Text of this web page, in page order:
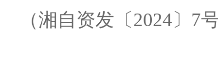
（湘自资发〔2024〕7